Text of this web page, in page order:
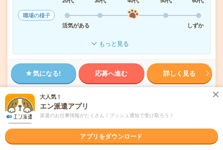
職場の様子
活気がある
しずか
もっと見る
気になる! 応募へ進む 詳しく見る
未読 掲載日 2026/08/08
【在宅勤務OK】時給5888円！製薬メーカー
大人気！
エン派遣アプリ
派遣のお仕事情報がたくさん！プッシュ通知で受け取ろう！
アプリをダウンロード